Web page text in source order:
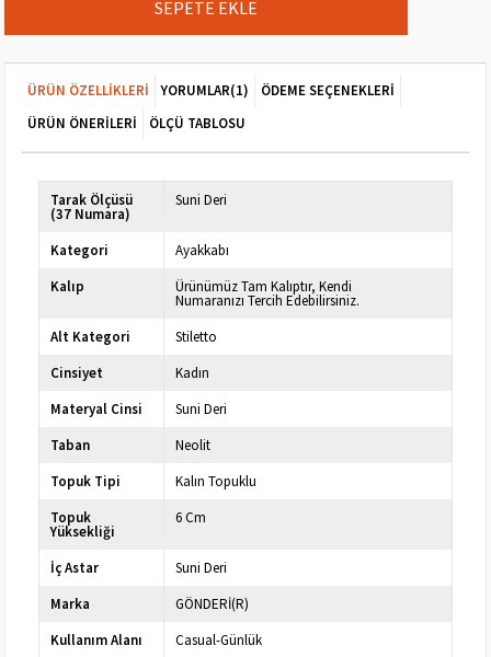
ÜRÜN ÖZELLIKLERI YORUMLAR(1)
ÖDEME SEÇENEKLERI
ÜRÜN ÖNERILERI
ÖLÇÜ TABLOSU
Tarak Ölçüsü
(37 Numara)
Suni Deri
Kategori
Ayakkabı
Kalıp
Ürünümüz Tam Kalıptır, Kendi
Numaranızı Tercih Edebilirsiniz.
Alt Kategori
Stiletto
Cinsiyet
Kadın
Materyal Cinsi
Suni Deri
Taban
Neolit
Topuk Tipi
Kalın Topuklu
Topuk
Yüksekliği
6 Cm
İç Astar
Suni Deri
Marka
GÖNDERİ(R)
Kullanım Alanı
Casual-Günlük